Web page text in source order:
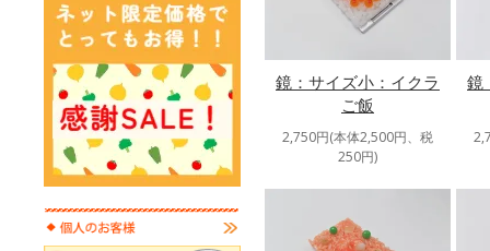
鏡：サイズ小：イクラ
ご飯
2,750円(本体2,500円、税
250円)
鏡